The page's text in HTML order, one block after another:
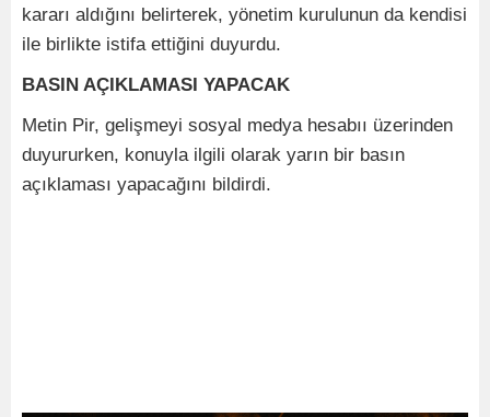
kararı aldığını belirterek, yönetim kurulunun da kendisi
ile birlikte istifa ettiğini duyurdu.
BASIN AÇIKLAMASI YAPACAK
Metin Pir, gelişmeyi sosyal medya hesabıı üzerinden
duyururken, konuyla ilgili olarak yarın bir basın
açıklaması yapacağını bildirdi.